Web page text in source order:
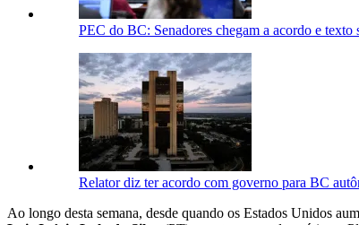
PEC do BC: Senadores chegam a acordo e texto
Relator diz ter acordo com governo para BC
Ao longo desta semana, desde quando os Estados Unidos